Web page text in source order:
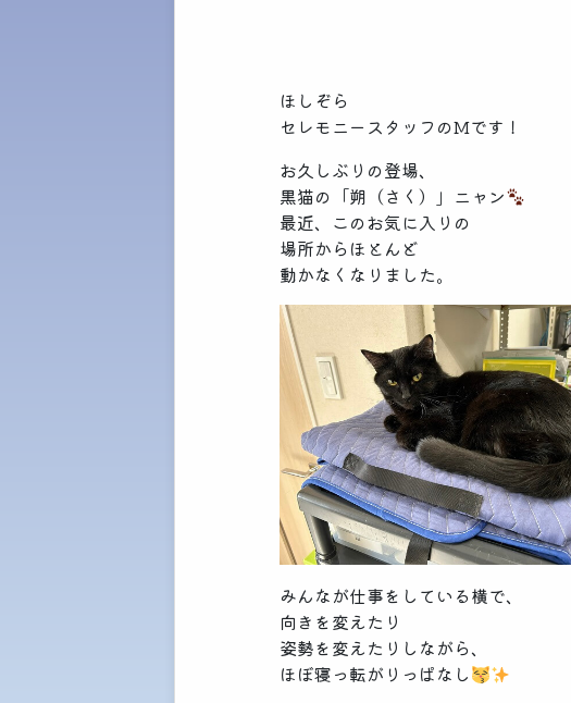
ほしぞら
セレモニースタッフのMです！
お久しぶりの登場、
黒猫の「朔（さく）」ニャン
最近、このお気に入りの
場所からほとんど
動かなくなりました。
みんなが仕事をしている横で、
向きを変えたり
姿勢を変えたりしながら、
ほぼ寝っ転がりっぱなし